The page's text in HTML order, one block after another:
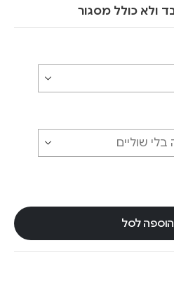
ולא כולל מסגור
הוספה לסל